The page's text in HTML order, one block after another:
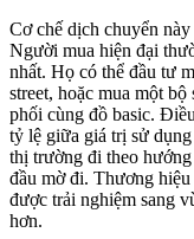
Cơ chế dịch chuyển
Người mua hiện đại
nhất. Họ có thể đầu tư
street, hoặc mua một
phối cùng đồ basic.
tỷ lệ giữa giá trị sử
thị trường đi theo
đầu mờ đi. Thương
được trải nghiệm sang
hơn.